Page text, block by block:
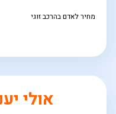
מחיר לאדם בהרכב זוגי
אולי